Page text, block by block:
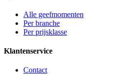
Alle geefmomenten
Per branche
Per prijsklasse
Klantenservice
Contact